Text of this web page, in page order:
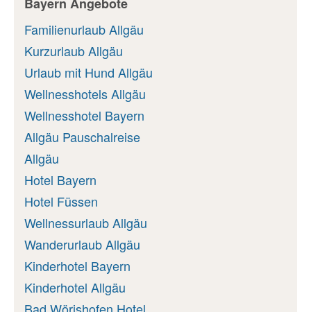
Familienurlaub Allgäu
Kurzurlaub Allgäu
Urlaub mit Hund Allgäu
Wellnesshotels Allgäu
Wellnesshotel Bayern
Allgäu Pauschalreise
Allgäu
Hotel Bayern
Hotel Füssen
Wellnessurlaub Allgäu
Wanderurlaub Allgäu
Kinderhotel Bayern
Kinderhotel Allgäu